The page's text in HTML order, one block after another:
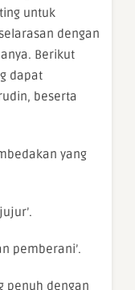
untuk
dengan
Berikut
dapat
beserta
yang
pemberani’.
penuh dengan